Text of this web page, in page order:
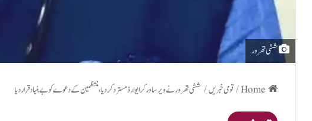
ششی تھرور
/قومی خبریں/ششی تھرور نے ویر ساورکر ایوارڈ مسترد کر دیا، منتظمین کے دعوے کو بے بنیاد قرار دیا